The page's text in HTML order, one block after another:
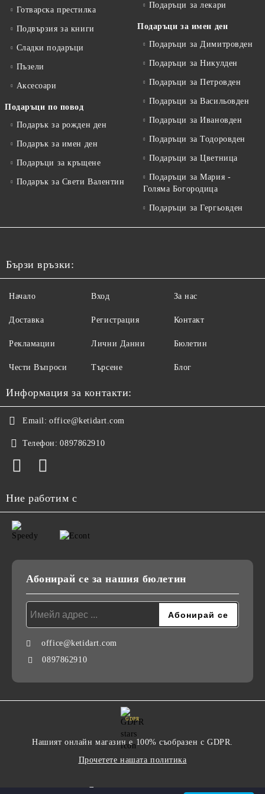
Готварска престилка
Подвързия за книги
Сладки подаръци
Пъзели
Аксесоари
Подаръци по повод
Подарък за рожден ден
Подарък за имен ден
Подаръци за кръщене
Подарък за Свети Валентин
Подаръци за лекари
Подаръци за имен ден
Подаръци за Димитровден
Подаръци за Никулден
Подаръци за Петровден
Подаръци за Васильовден
Подаръци за Ивановден
Подаръци за Тодоровден
Подаръци за Цветница
Подаръци за Мария -
Голяма Богородица
Подаръци за Гергьовден
Бързи връзки:
Начало
Доставка
Рекламации
Чести Въпроси
Вход
Регистрация
Лични Данни
Търсене
За нас
Контакт
Бюлетин
Блог
Информация за контакти:
Email: office@ketidart.com
Телефон: 0897862910
Ние работим с
Абонирай се за нашия бюлетин
office@ketidart.com
0897862910
GDPR
Нашият онлайн магазин е 100% съобразен с GDPR.
Прочетете нашата политика